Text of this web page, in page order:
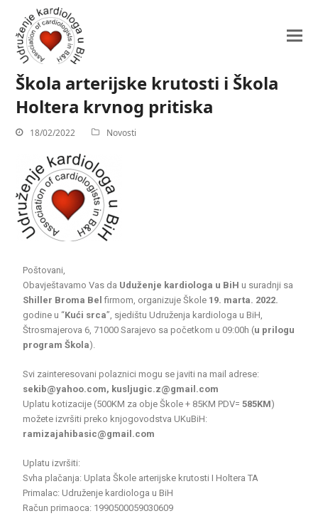
Škola arterijske krutosti i Škola
Holtera krvnog pritiska
18/02/2022 Novosti
Poštovani,
Obavještavamo Vas da Uduženje kardiologa u BiH u suradnji sa
Shiller Broma Bel firmom, organizuje Škole 19. marta. 2022.
godine u “Kući srca”, sjedištu Udruženja kardiologa u BiH,
Štrosmajerova 6, 71000 Sarajevo sa početkom u 09:00h (u prilogu
program Škola).
Svi zainteresovani polaznici mogu se javiti na mail adrese:
sekib@yahoo.com, kusljugic.z@gmail.com
Uplatu kotizacije (500KM za obje Škole + 85KM PDV=585KM)
možete izvršiti preko knjogovodstva UKuBiH:
ramizajahibasic@gmail.com
Uplatu izvršiti:
Svha plačanja: Uplata Škole arterijske krutosti I Holtera TA
Primalac: Udruženje kardiologa u BiH
Račun primaoca: 1990500059030609